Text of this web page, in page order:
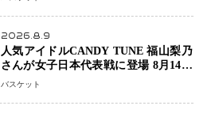
2026.8.9
人気アイドルCANDY TUNE 福山梨乃
さんが女子日本代表戦に登場 8月14日
「三井不動産カップ」でスペシャルゲ
バスケット